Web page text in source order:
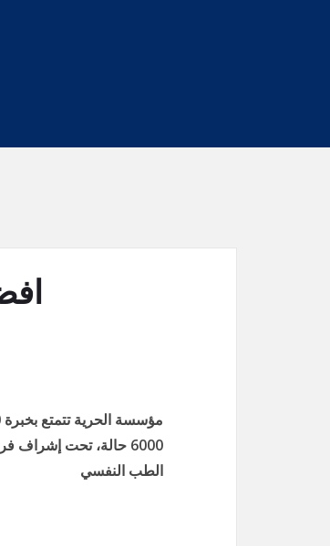
6000 حالة، تحت
الطب النفسي